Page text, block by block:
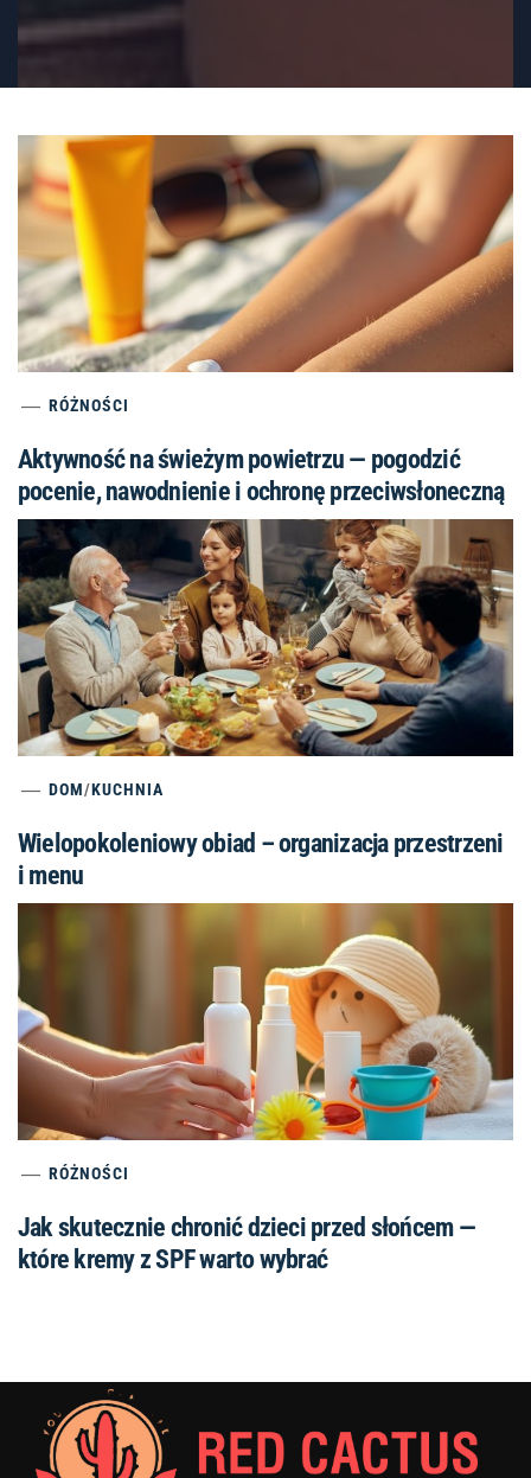
RÓŻNOŚCI
Aktywność na świeżym powietrzu — pogodzić
pocenie, nawodnienie i ochronę przeciwsłoneczną
DOM/KUCHNIA
Wielopokoleniowy obiad – organizacja przestrzeni
i menu
RÓŻNOŚCI
Jak skutecznie chronić dzieci przed słońcem —
które kremy z SPF warto wybrać